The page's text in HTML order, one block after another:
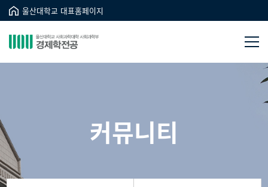
울산대학교 대표홈페이지
커뮤니티